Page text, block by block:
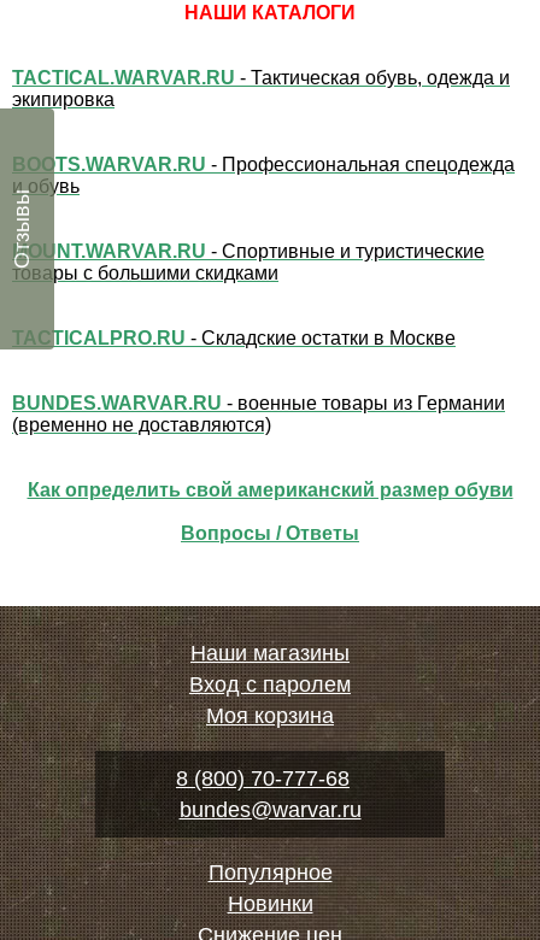
НАШИ КАТАЛОГИ
TACTICAL.WARVAR.RU - Тактическая обувь, одежда и
экипировка
BOOTS.WARVAR.RU - Профессиональная спецодежда
и обувь
MOUNT.WARVAR.RU - Спортивные и туристические
товары с большими скидками
TACTICALPRO.RU - Складские остатки в Москве
BUNDES.WARVAR.RU - военные товары из Германии
(временно не доставляются)
Как определить свой американский размер обуви
Вопросы / Ответы
Отзывы
Наши магазины
Вход с паролем
Моя корзина
8 (800) 70-777-68
bundes@warvar.ru
Популярное
Новинки
Снижение цен